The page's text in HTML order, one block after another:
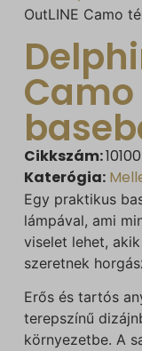
OutLINE Camo
Camo
Cikkszám:
Katerógia:
Egy praktikus
lámpával, ami
viselet lehet,
szeretnek
Erős és tartós
terepszínű
környezetbe. A